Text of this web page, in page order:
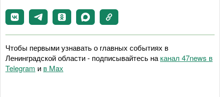
Чтобы первыми узнавать о главных событиях в
Ленинградской области - подписывайтесь на канал 47news в
Telegram и в Maх